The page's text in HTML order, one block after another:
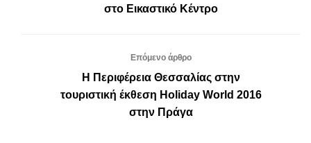
στο Εικαστικό Κέντρο
Επόμενο άρθρο
Η Περιφέρεια Θεσσαλίας στην
τουριστική έκθεση Holiday World 2016
στην Πράγα